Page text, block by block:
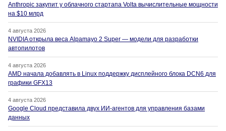
Anthropic закупит у облачного стартапа Volta вычислительные мощности
на $10 млрд
4 августа 2026
NVIDIA открыла веса Alpamayo 2 Super — модели для разработки
автопилотов
4 августа 2026
AMD начала добавлять в Linux поддержку дисплейного блока DCN6 для
графики GFX13
4 августа 2026
Google Cloud представила двух ИИ-агентов для управления базами
данных